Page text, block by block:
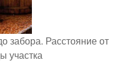
забора. Расстояние от
участка